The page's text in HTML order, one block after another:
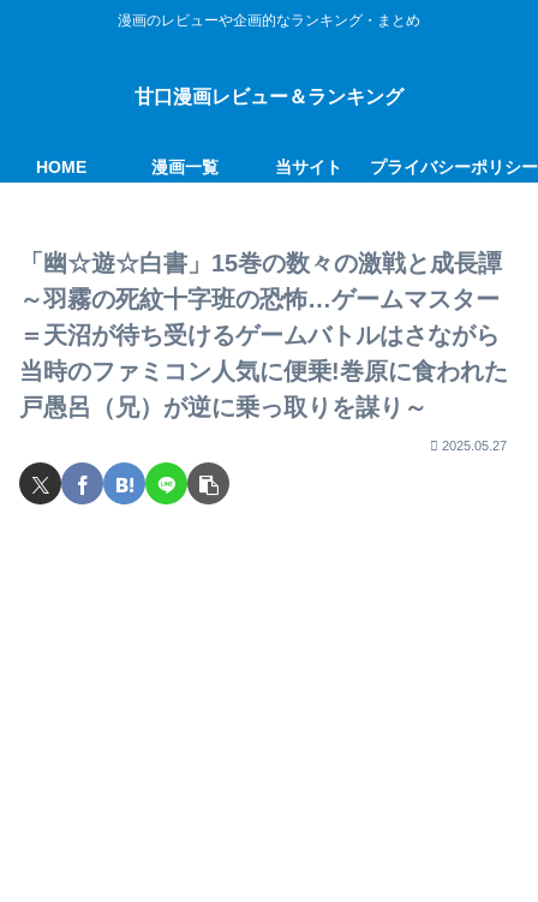
漫画のレビューや企画的なランキング・まとめ
甘口漫画レビュー＆ランキング
HOME 漫画一覧 当サイト プライバシーポリシー
「幽☆遊☆白書」15巻の数々の激戦と成長譚
～羽霧の死紋十字班の恐怖…ゲームマスター
＝天沼が待ち受けるゲームバトルはさながら
当時のファミコン人気に便乗!巻原に食われた
戸愚呂（兄）が逆に乗っ取りを謀り～
2025.05.27